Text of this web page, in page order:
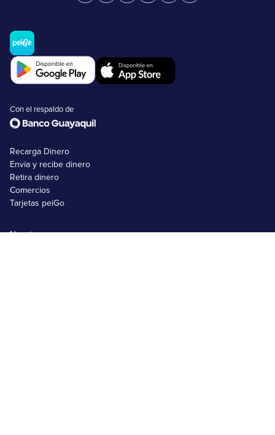
Con el respaldo de
Recarga Dinero
Envía y recibe dinero
Retira dinero
Comercios
Tarjetas peiGo
Nosotros